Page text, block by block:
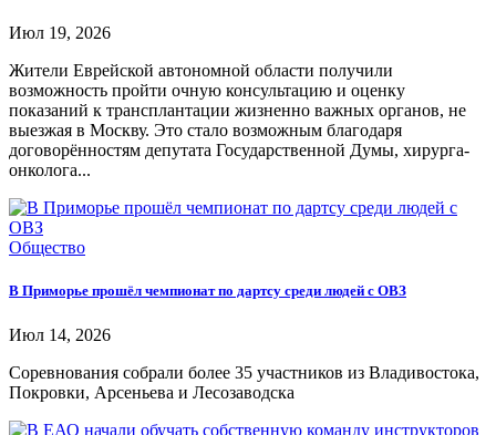
Июл 19, 2026
Жители Еврейской автономной области получили
возможность пройти очную консультацию и оценку
показаний к трансплантации жизненно важных органов, не
выезжая в Москву. Это стало возможным благодаря
договорённостям депутата Государственной Думы, хирурга-
онколога...
Общество
В Приморье прошёл чемпионат по дартсу среди людей с ОВЗ
Июл 14, 2026
Соревнования собрали более 35 участников из Владивостока,
Покровки, Арсеньева и Лесозаводска